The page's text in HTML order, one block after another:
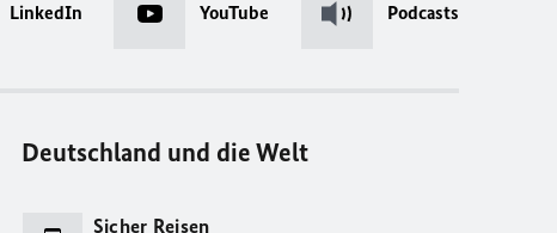
LinkedIn YouTube Podcasts
Deutschland und die Welt
Sicher Reisen